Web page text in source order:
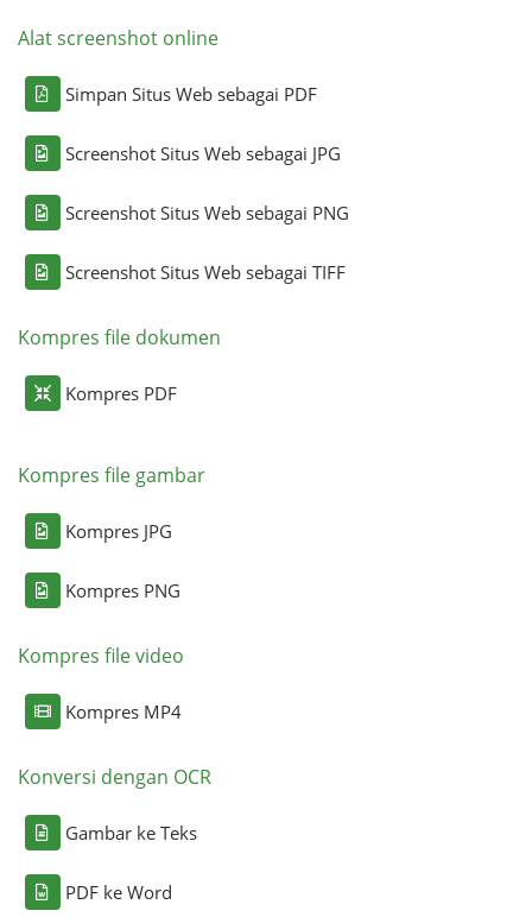
Alat screenshot online
Simpan Situs Web sebagai PDF
Screenshot Situs Web sebagai JPG
Screenshot Situs Web sebagai PNG
Screenshot Situs Web sebagai TIFF
Kompres file dokumen
Kompres PDF
Kompres file gambar
Kompres JPG
Kompres PNG
Kompres file video
Kompres MP4
Konversi dengan OCR
Gambar ke Teks
PDF ke Word